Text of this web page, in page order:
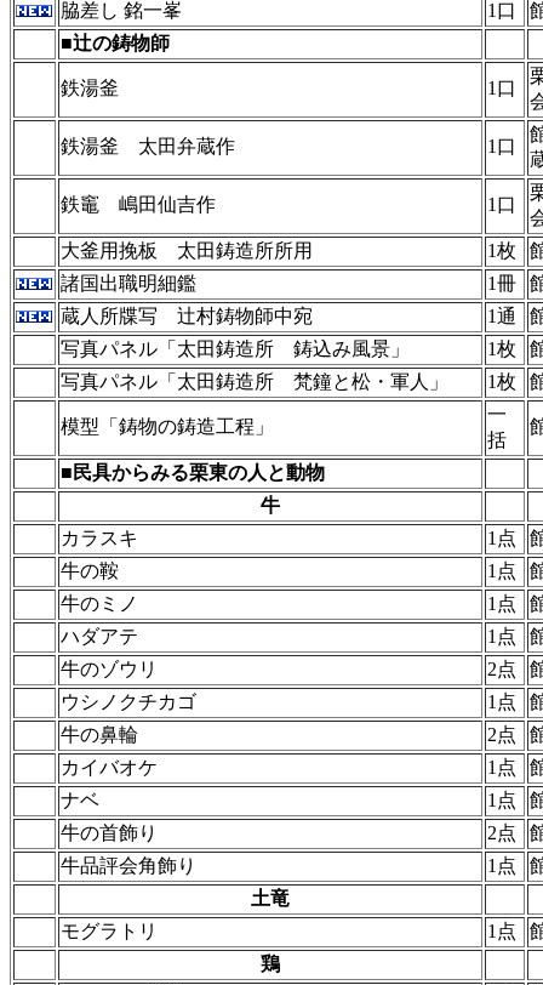
脇差し 銘一峯 1口
■辻の鋳物師
鉄湯釜 1口
鉄湯釜 太田弁蔵作 1口
鉄竈 嶋田仙吉作 1口
大釜用挽板 太田鋳造所所用
1枚
諸国出職明細鑑
1冊
蔵人所牒写 辻村鋳物師中宛
1通
写真パネル「太田鋳造所 鋳込み風景」
1枚
写真パネル「太田鋳造所 梵鐘と松・軍人」
1枚
模型「鋳物の鋳造工程」
一
括
■民具からみる栗東の人と動物
牛
カラスキ
1点
牛の鞍
1点
牛のミノ
1点
ハダアテ
1点
牛のゾウリ
2点
ウシノクチカゴ
1点
牛の鼻輪
2点
カイバオケ
1点
ナベ
1点
牛の首飾り
2点
牛品評会角飾り
1点
土竜
モグラトリ
1点
鶏